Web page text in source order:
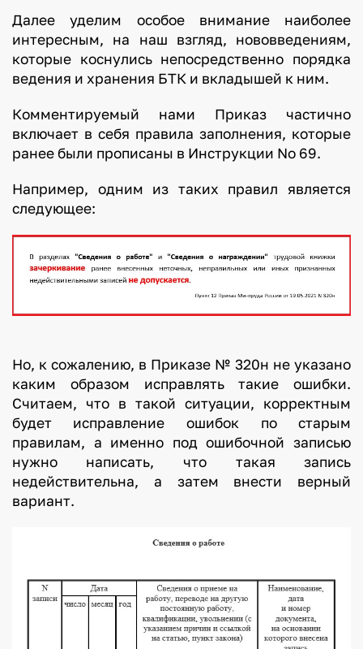
Далее уделим особое внимание наиболее
интересным, на наш взгляд, нововведениям,
которые коснулись непосредственно порядка
ведения и хранения БТК и вкладышей к ним.
Комментируемый нами Приказ частично
включает в себя правила заполнения, которые
ранее были прописаны в Инструкции No 69.
Например, одним из таких правил является
следующее:
Но, к сожалению, в Приказе № 320н не указано
каким образом исправлять такие ошибки.
Считаем, что в такой ситуации, корректным
будет исправление ошибок по старым
правилам, а именно под ошибочной записью
нужно написать, что такая запись
недействительна, а затем внести верный
вариант.